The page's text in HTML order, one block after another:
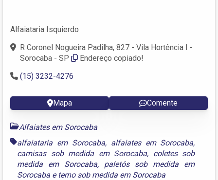
Alfaiataria Isquierdo
R Coronel Nogueira Padilha, 827 - Vila Hortência I -
Sorocaba - SP
Endereço copiado!
(15) 3232-4276
Mapa Comente
Alfaiates em Sorocaba
alfaiataria em Sorocaba, alfaiates em Sorocaba,
camisas sob medida em Sorocaba, coletes sob
medida em Sorocaba, paletós sob medida em
Sorocaba e terno sob medida em Sorocaba